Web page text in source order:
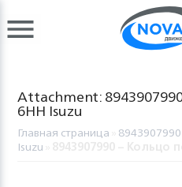
Attachment:
6HH Isuzu
Главная страница
Isuzu